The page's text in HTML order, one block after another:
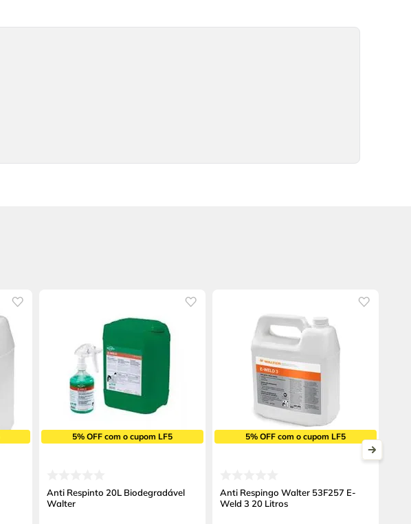
5% OFF com o cupom LF5
Anti Respinto 20L Biodegradável
Walter
5% OFF com o cupom LF5
Anti Respingo Walter 53F257 E-
Weld 3 20 Litros